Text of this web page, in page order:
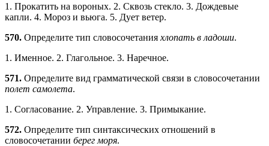
1. Прокатить на вороных. 2. Сквозь стекло. 3. Дождевые
капли. 4. Мороз и вьюга. 5. Дует ветер.
570. Определите тип словосочетания хлопать в ладоши.
1. Именное. 2. Глагольное. 3. Наречное.
571. Определите вид грамматической связи в словосочетании
полет самолета.
1. Согласование. 2. Управление. 3. Примыкание.
572. Определите тип синтаксических отношений в
словосочетании берег моря.